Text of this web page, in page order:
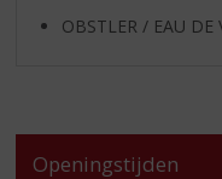
OBSTLER / EAU
Openingstijden